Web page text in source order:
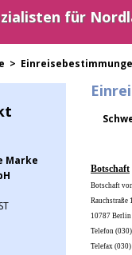
für
>
Marke
Botschaft
Botschaft
Rauchstraße 1
10787 Berlin
Telefon
Telefax